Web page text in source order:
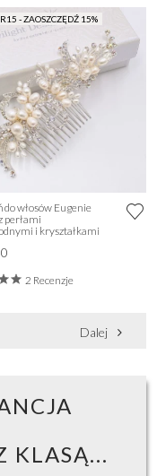
- ZAOSZCZĘDŹ 15%
do włosów Eugenie
perłami
i kryształkami
2 Recenzje
Dalej
KLASĄ...